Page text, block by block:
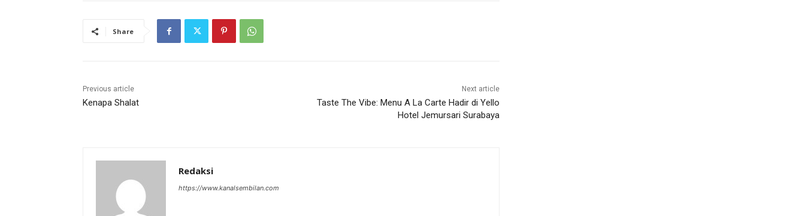
Share
Previous article
Kenapa Shalat
Next article
Taste The Vibe: Menu A La Carte Hadir di Yello
Hotel Jemursari Surabaya
Redaksi
https://www.kanalsembilan.com